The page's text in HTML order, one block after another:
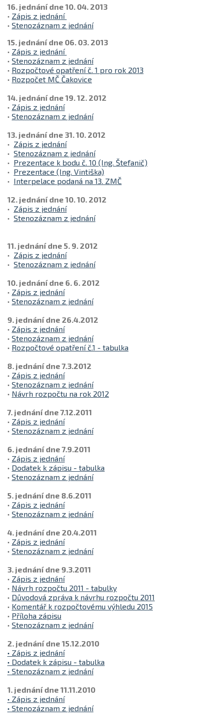
16. jednání dne 10. 04. 2013
• Zápis z jednání
• Stenozáznam z jednání
15. jednání dne 06. 03. 2013
• Zápis z jednání
• Stenozáznam z jednání
• Rozpočtové opatření č. 1 pro rok 2013
• Rozpočet MČ Čakovice
14. jednání dne 19. 12. 2012
• Zápis z jednání
• Stenozáznam z jednání
13. jednání dne 31. 10. 2012
• Zápis z jednání
• Stenozáznam z jednání
• Prezentace k bodu č. 10 (Ing. Štefanič)
• Prezentace (Ing. Vintiška)
• Interpelace podaná na 13. ZMČ
12. jednání dne 10. 10. 2012
• Zápis z jednání
• Stenozáznam z jednání
11. jednání dne 5. 9. 2012
• Zápis z jednání
• Stenozáznam z jednání
10. jednání dne 6. 6. 2012
• Zápis z jednání
• Stenozáznam z jednání
9. jednání dne 26.4.2012
• Zápis z jednání
• Stenozáznam z jednání
• Rozpočtové opatření č.1 - tabulka
8. jednání dne 7.3.2012
• Zápis z jednání
• Stenozáznam z jednání
• Návrh rozpočtu na rok 2012
7. jednání dne 7.12.2011
• Zápis z jednání
• Stenozáznam z jednání
6. jednání dne 7.9.2011
• Zápis z jednání
• Dodatek k zápisu - tabulka
• Stenozáznam z jednání
5. jednání dne 8.6.2011
• Zápis z jednání
• Stenozáznam z jednání
4. jednání dne 20.4.2011
• Zápis z jednání
• Stenozáznam z jednání
3. jednání dne 9.3.2011
• Zápis z jednání
• Návrh rozpočtu 2011 - tabulky
• Důvodová zpráva k návrhu rozpočtu 2011
• Komentář k rozpočtovému výhledu 2015
• Příloha zápisu
• Stenozáznam z jednání
2. jednání dne 15.12.2010
• Zápis z jednání
• Dodatek k zápisu - tabulka
• Stenozáznam z jednání
1. jednání dne 11.11.2010
• Zápis z jednání
• Stenozáznam z jednání